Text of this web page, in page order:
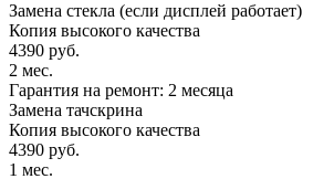
Замена стекла (если дисплей работает)
Копия высокого качества
4390 руб.
2 мес.
Гарантия на ремонт: 2 месяца
Замена тачскрина
Копия высокого качества
4390 руб.
1 мес.